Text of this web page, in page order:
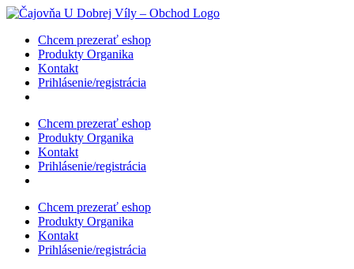
Skip
contentChcem prezerať eshop
Produkty Organika
Kontakt
Prihlásenie/registrácia
Chcem prezerať eshop
Produkty Organika
Kontakt
Prihlásenie/registrácia
Chcem prezerať eshop
Produkty Organika
Kontakt
Prihlásenie/registrácia